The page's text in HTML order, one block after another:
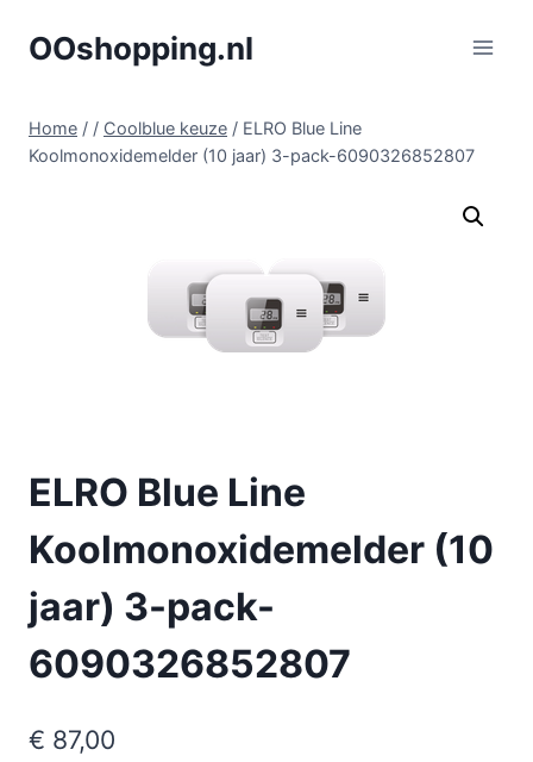
naarOOshopping.nl
Home / / Coolblue keuze / ELRO Blue Line
Koolmonoxidemelder (10 jaar) 3-pack-6090326852807
ELRO Blue Line
Koolmonoxidemelder (10
jaar) 3-pack-
6090326852807
€ 87,00